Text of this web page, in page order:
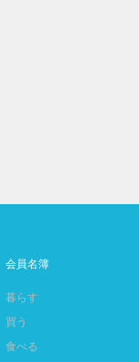
会員名簿
暮らす
買う
食べる